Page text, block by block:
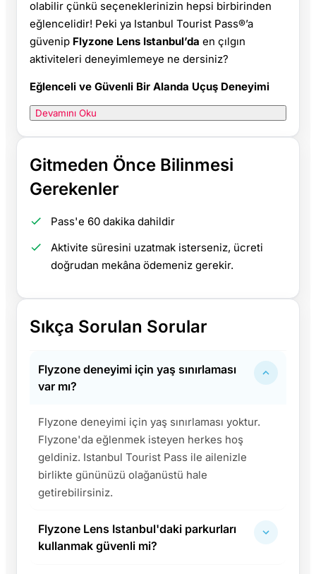
olabilir çünkü seçeneklerinizin hepsi birbirinden
eğlencelidir! Peki ya Istanbul Tourist Pass®’a
güvenip Flyzone Lens Istanbul’da en çılgın
aktiviteleri deneyimlemeye ne dersiniz?
Eğlenceli ve Güvenli Bir Alanda Uçuş Deneyimi
Devamını Oku
Gitmeden Önce Bilinmesi
Gerekenler
Pass'e 60 dakika dahildir
Aktivite süresini uzatmak isterseniz, ücreti
doğrudan mekâna ödemeniz gerekir.
Sıkça Sorulan Sorular
Flyzone deneyimi için yaş sınırlaması
var mı?
Flyzone deneyimi için yaş sınırlaması yoktur.
Flyzone'da eğlenmek isteyen herkes hoş
geldiniz. Istanbul Tourist Pass ile ailenizle
birlikte gününüzü olağanüstü hale
getirebilirsiniz.
Flyzone Lens Istanbul'daki parkurları
kullanmak güvenli mi?